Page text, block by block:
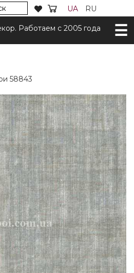
UA RU
Работаем с 2005 года
58843